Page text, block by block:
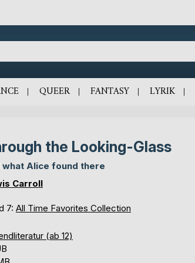
QUEER FANTASY LYRIK
the Looking-Glass
what Alice found there
Carroll
7: All Time Favorites Collection
(ab 12)